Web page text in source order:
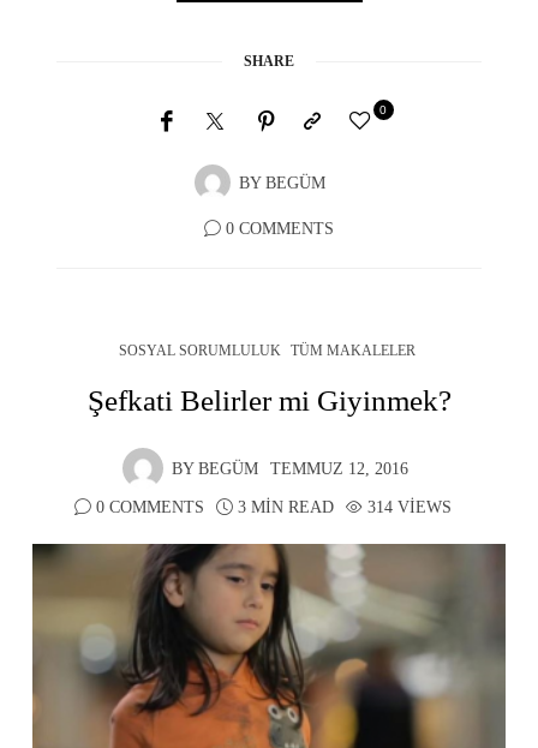
SHARE
BY BEGÜM
0
0 COMMENTS
SOSYAL SORUMLULUK TÜM MAKALELER
Şefkati Belirler mi Giyinmek?
BY BEGÜM TEMMUZ 12, 2016
0 COMMENTS 3 MIN READ 314 VIEWS